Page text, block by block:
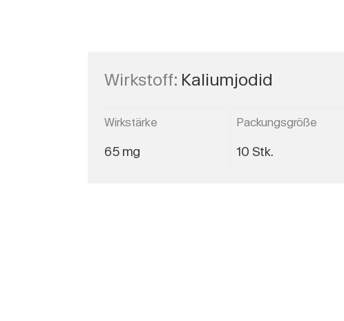
Wirkstoff: Kaliumjodid
Wirkstärke Packungsgröße
65 mg 10 Stk.